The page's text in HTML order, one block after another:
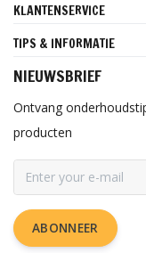
KLANTENSERVICE
TIPS & INFORMATIE
NIEUWSBRIEF
Ontvang
producten
ABONNEER